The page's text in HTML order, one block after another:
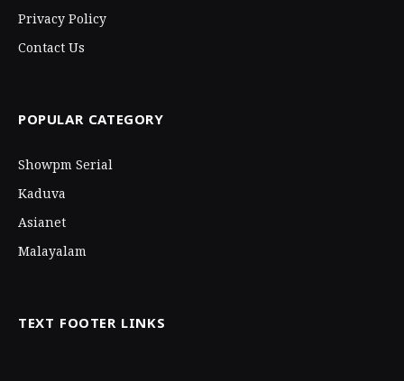
Privacy Policy
Contact Us
POPULAR CATEGORY
Showpm Serial
Kaduva
Asianet
Malayalam
TEXT FOOTER LINKS